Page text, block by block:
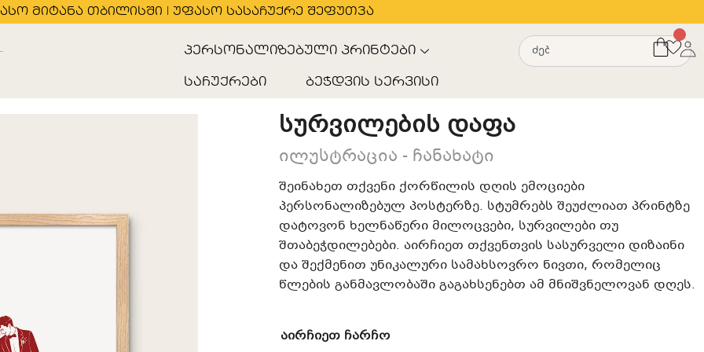
მიტანა თბილისში | უფასო სასაჩუქრე შეფუთვა
პერსონალიზებული პრინტები
საჩუქრები ბეჭდვის სერვისი
სურვილების დაფა
ილუსტრაცია - ჩანახატი
შეინახეთ თქვენი ქორწილის დღის ემოციები
პერსონალიზებულ პოსტერზე. სტუმრებს შეუძლიათ პრინტზე
დატოვონ ხელნაწერი მილოცვები, სურვილები თუ
შთაბეჭდილებები. აირჩიეთ თქვენთვის სასურველი დიზაინი
და შექმენით უნიკალური სამახსოვრო ნივთი, რომელიც
წლების განმავლობაში გაგახსენებთ ამ მნიშვნელოვან დღეს.
აირჩიეთ ჩარჩო